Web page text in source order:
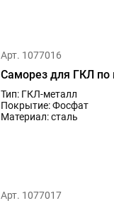
Арт. 1077016
Саморез для ГКЛ по
Тип: ГКЛ-металл
Покрытие: Фосфат
Материал: сталь
Арт. 1077017